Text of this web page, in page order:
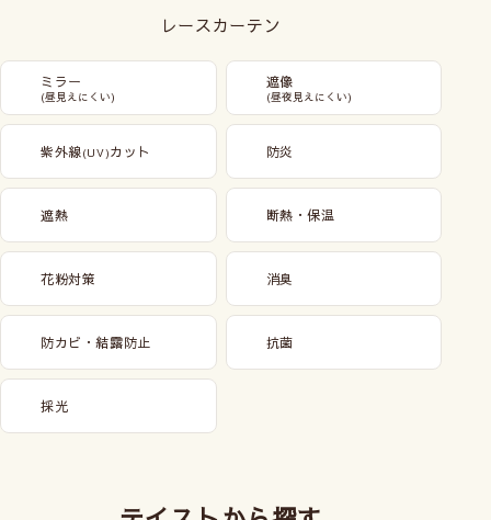
レースカーテン
ミラー
(昼見えにくい)
遮像
(昼夜見えにくい)
紫外線(UV)カット 防炎
遮熱 断熱・保温
花粉対策 消臭
防カビ・結露防止 抗菌
採光